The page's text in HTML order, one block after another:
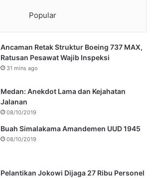
Popular
Ancaman Retak Struktur Boeing 737 MAX,
Ratusan Pesawat Wajib Inspeksi
31 mins ago
Medan: Anekdot Lama dan Kejahatan
Jalanan
08/10/2019
Buah Simalakama Amandemen UUD 1945
08/10/2019
Pelantikan Jokowi Dijaga 27 Ribu Personel